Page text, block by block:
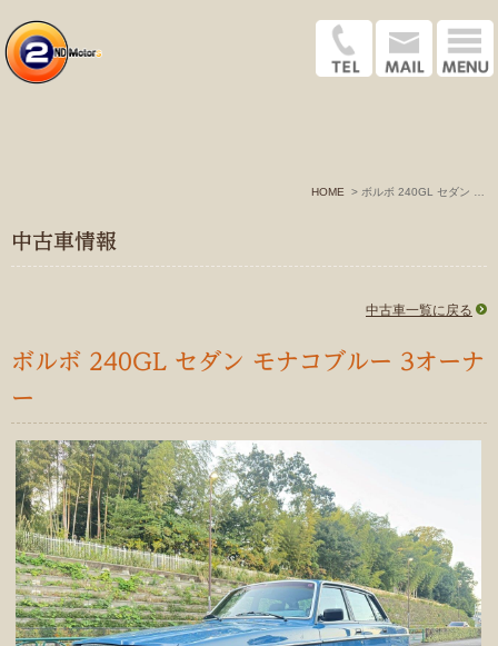
HOME
中古車情報
中古車一覧に戻る
ボルボ 240GL セダン モナコブルー 3オーナ
ー